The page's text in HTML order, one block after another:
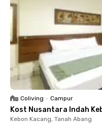
Coliving • Campur
Kost Nusantara Indah
Kebon Kacang, Tanah Abang